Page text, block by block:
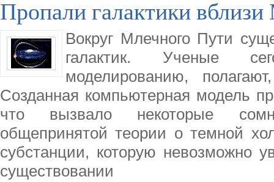
Пропали галактики
Вокруг Млечного Пути
галактик. Ученые
моделированию,
Созданная компьютерная модель
что вызвало некоторые
общепринятой теории о темной
субстанции, которую невозможно
существовании